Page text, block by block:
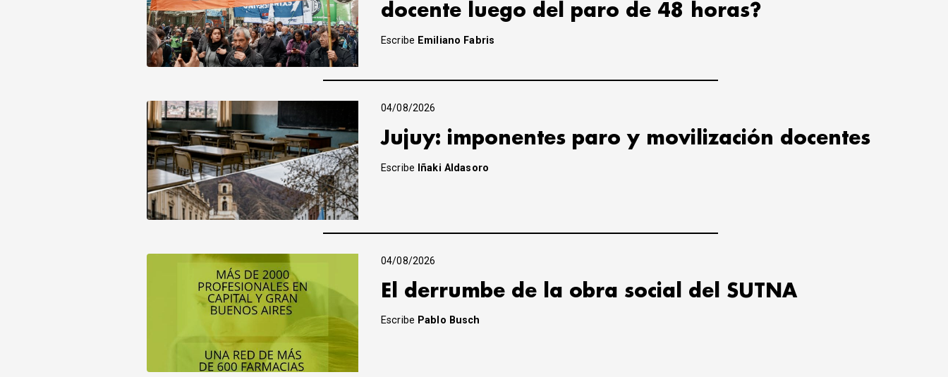
docente luego del paro de 48 horas?
Escribe Emiliano Fabris
04/08/2026
Jujuy: imponentes paro y movilización docentes
Escribe Iñaki Aldasoro
04/08/2026
El derrumbe de la obra social del SUTNA
Escribe Pablo Busch